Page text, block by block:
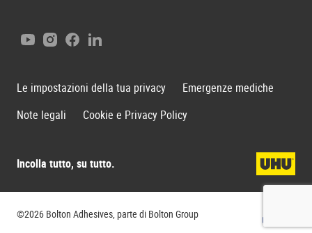
Incolla tutto, su tutto.
YoutubeInstagram
Facebook
LinkedIn
Le impostazioni della tua privacy
Emergenze mediche
Note legali
Cookie e Privacy Policy
©2026 Bolton Adhesives, parte di Bolton Group